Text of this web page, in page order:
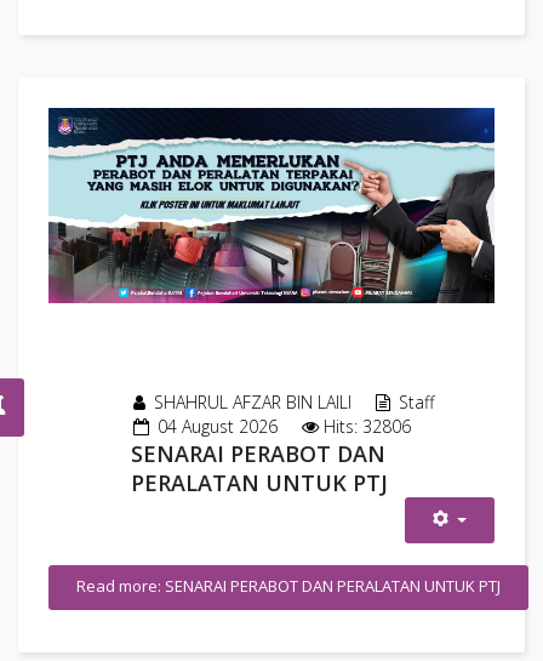
SHAHRUL AFZAR BIN LAILI
Staff
04 August 2026
Hits: 32806
SENARAI PERABOT DAN
PERALATAN UNTUK PTJ
Read more: SENARAI PERABOT DAN PERALATAN UNTUK PTJ